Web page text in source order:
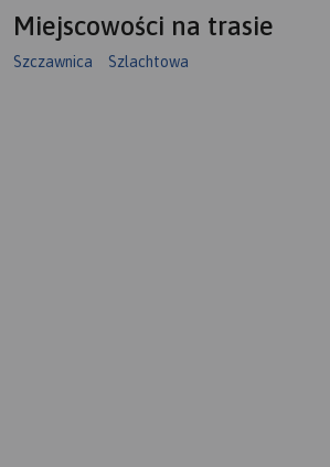
Miejscowości na trasie
Szczawnica Szlachtowa